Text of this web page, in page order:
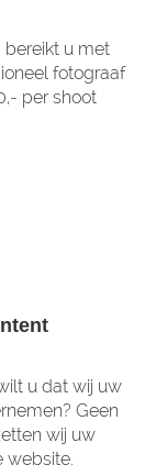
bereikt u met
fotograaf
per shoot
u dat wij uw
Geen
wij uw
website.